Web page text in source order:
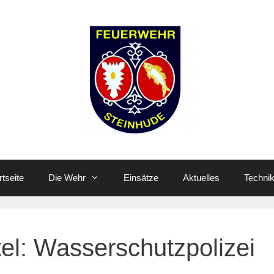
Die Wehr Einsätze Aktuelles Technik
Wasserschutzpolizei